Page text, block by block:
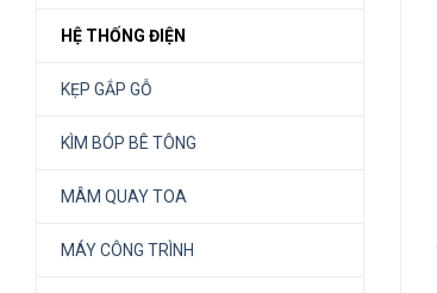
HỆ THỐNG ĐIỆN
KẸP GẮP GỖ
KÌM BÓP BÊ TÔNG
MÂM QUAY TOA
MÁY CÔNG TRÌNH